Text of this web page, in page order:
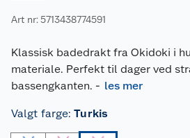
Art nr: 5713438774591
Klassisk badedrakt fra Okidoki i
materiale. Perfekt til dager ved
bassengkanten. - les mer
Valgt farge: Turkis